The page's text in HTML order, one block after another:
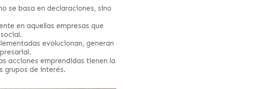
se basa en declaraciones, sino
en aquellas empresas que
evolucionan, generan
acciones emprendidas tienen la
grupos de interés.